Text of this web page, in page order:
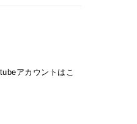
アカウントはこ